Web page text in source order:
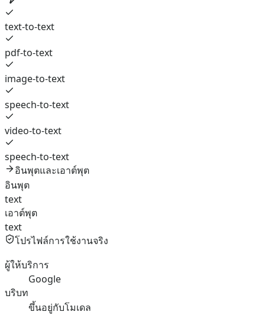
text-to-text
pdf-to-text
image-to-text
speech-to-text
video-to-text
speech-to-text
อินพุตและเอาต์พุต
อินพุต
text
เอาต์พุต
text
โปรไฟล์การใช้งานจริง
ผู้ให้บริการ
Google
บริบท
ขึ้นอยู่กับโมเดล